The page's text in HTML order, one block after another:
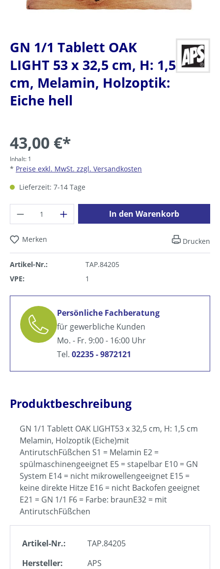
GN 1/1 Tablett OAK
LIGHT 53 x 32,5 cm, H: 1,5
cm, Melamin, Holzoptik:
Eiche hell
43,00 €*
Inhalt: 1
* Preise exkl. MwSt. zzgl. Versandkosten
Lieferzeit: 7-14 Tage
Produkt Anzahl: Gib den gewünschten
In den Warenkorb
Merken Drucken
Artikel-Nr.:
TAP.84205
VPE:
1
Persönliche Fachberatung
für gewerbliche Kunden
Mo. - Fr. 9:00 - 16:00 Uhr
Tel. 02235 - 9872121
Produktbeschreibung
GN 1/1 Tablett OAK LIGHT53 x 32,5 cm, H: 1,5 cm
Melamin, Holzoptik (Eiche)mit
AntirutschFüßchen S1 = Melamin E2 =
spülmaschinengeeignet E5 = stapelbar E10 = GN
System E14 = nicht mikrowellengeeignet E15 =
keine direkte Hitze E16 = nicht Backofen geeignet
E21 = GN 1/1 F6 = Farbe: braunE32 = mit
AntirutschFüßchen
Artikel-Nr.:
TAP.84205
Hersteller:
APS